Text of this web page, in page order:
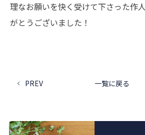
理なお願いを快く受けて下さった作
がとうございました！
PREV 一覧に戻る